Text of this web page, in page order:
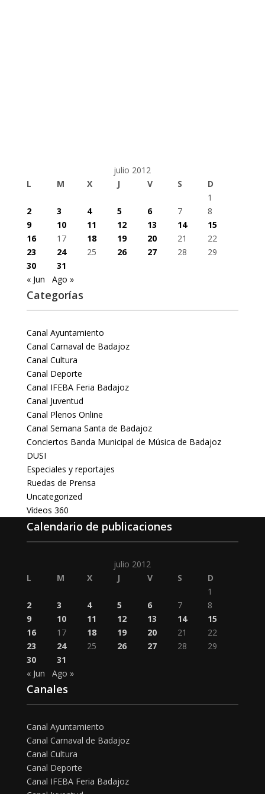
julio 2012
L
M X J V S
D
1
2
3 4 5 6 7
8
9
10 11 12 13 14
15
16
17 18 19 20 21
22
23
24 25 26 27 28
29
30
31
« Jun
Ago »
Categorías
Canal Ayuntamiento
Canal Carnaval de Badajoz
Canal Cultura
Canal Deporte
Canal IFEBA Feria Badajoz
Canal Juventud
Canal Plenos Online
Canal Semana Santa de Badajoz
Conciertos Banda Municipal de Música de Badajoz
DUSI
Especiales y reportajes
Ruedas de Prensa
Uncategorized
Vídeos 360
Calendario de publicaciones
julio 2012
L
M X J V S
D
1
2
3 4 5 6 7
8
9
10 11 12 13 14
15
16
17 18 19 20 21
22
23
24 25 26 27 28
29
30
31
« Jun
Ago »
Canales
Canal Ayuntamiento
Canal Carnaval de Badajoz
Canal Cultura
Canal Deporte
Canal IFEBA Feria Badajoz